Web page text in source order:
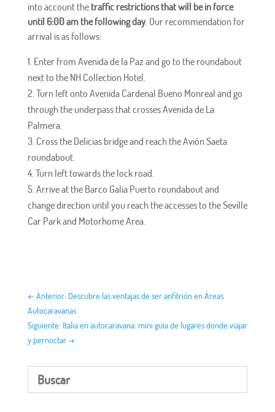
into account the traffic restrictions that will be in force
until 6:00 am the following day. Our recommendation for
arrival is as follows:
Enter from Avenida de la Paz and go to the roundabout
next to the NH Collection Hotel.
Turn left onto Avenida Cardenal Bueno Monreal and go
through the underpass that crosses Avenida de La
Palmera.
Cross the Delicias bridge and reach the Avión Saeta
roundabout.
Turn left towards the lock road.
Arrive at the Barco Galia Puerto roundabout and
change direction until you reach the accesses to the Seville
Car Park and Motorhome Area.
← Anterior: Descubre las ventajas de ser anfitrión en Áreas
Autocaravanas
Siguiente: Italia en autocaravana: mini guía de lugares donde viajar
y pernoctar→